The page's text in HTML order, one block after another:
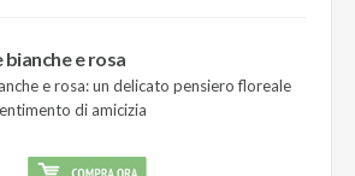
e rosa
e rosa: un delicato pensiero floreale
di amicizia